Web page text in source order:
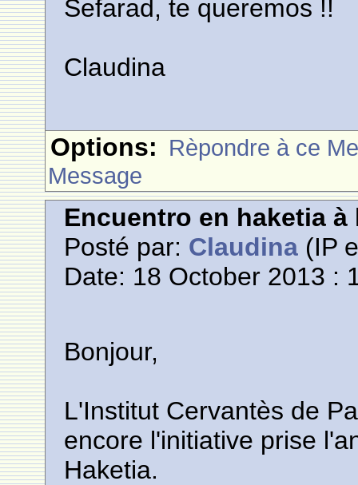
Sefarad, te queremos !!
Claudina
Options: Rèpondre à ce
Message
Encuentro en haketia
Posté par: Claudina (IP
Date: 18 October 2013 :
Bonjour,
L'Institut Cervantès de
encore l'initiative prise
Haketia.